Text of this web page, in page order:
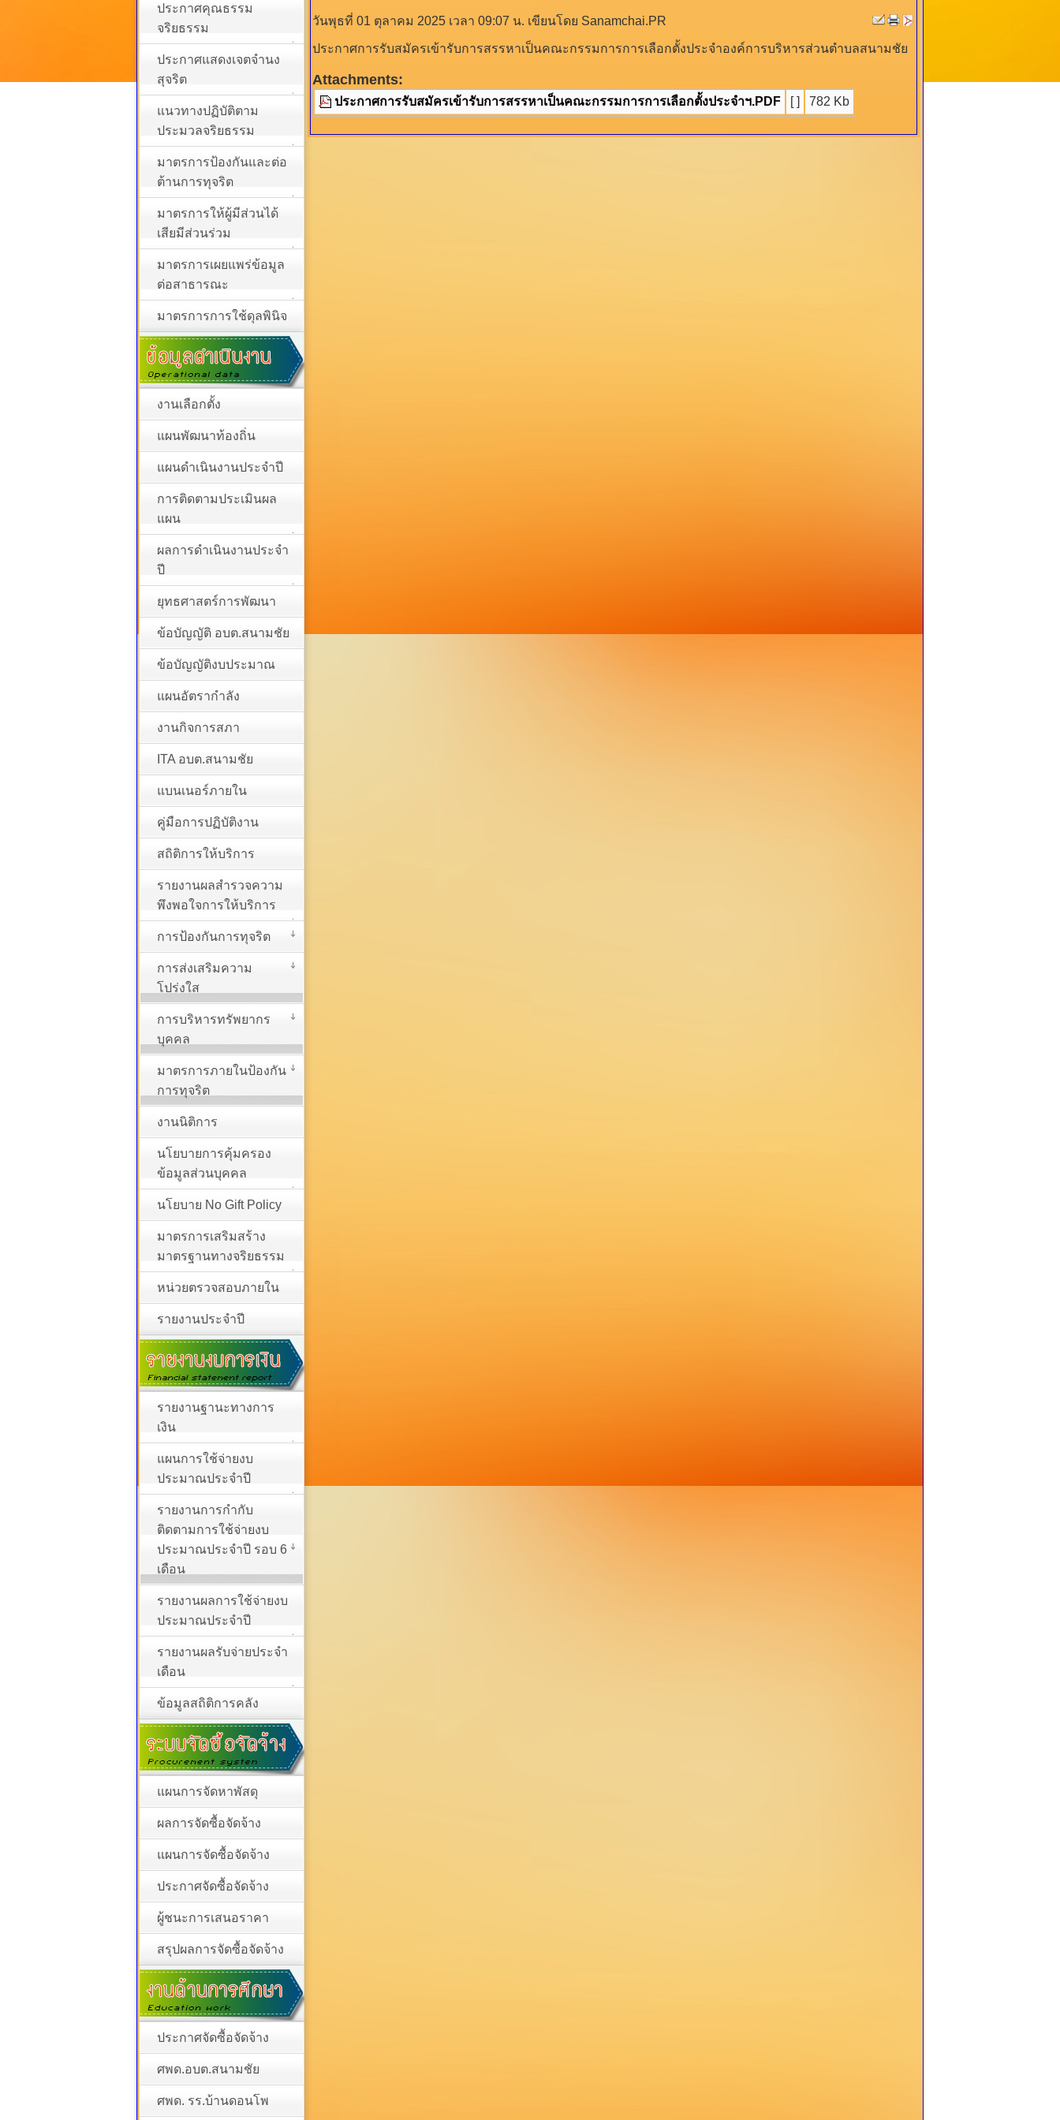
วันพุธที่ 01 ตุลาคม 2025 เวลา 09:07 น. เขียนโดย Sanamchai.PR
ประกาศการรับสมัครเข้ารับการสรรหาเป็นคณะกรรมการการเลือกตั้งประจำองค์การบริหารส่วนตำบลสนามชัย
Attachments:
ประกาศการรับสมัครเข้ารับการสรรหาเป็นคณะกรรมการการเลือกตั้งประจำฯ.PDF [ ] 782 Kb
ประกาศคุณธรรม
จริยธรรม
ประกาศแสดงเจตจำนง
สุจริต
แนวทางปฏิบัติตาม
ประมวลจริยธรรม
มาตรการป้องกันและต่อ
ต้านการทุจริต
มาตรการให้ผู้มีส่วนได้
เสียมีส่วนร่วม
มาตรการเผยแพร่ข้อมูล
ต่อสาธารณะ
มาตรการการใช้ดุลพินิจ
งานเลือกตั้ง
แผนพัฒนาท้องถิ่น
แผนดำเนินงานประจำปี
การติดตามประเมินผล
แผน
ผลการดำเนินงานประจำ
ปี
ยุทธศาสตร์การพัฒนา
ข้อบัญญัติ อบต.สนามชัย
ข้อบัญญัติงบประมาณ
แผนอัตรากำลัง
งานกิจการสภา
ITA อบต.สนามชัย
แบนเนอร์ภายใน
คู่มือการปฏิบัติงาน
สถิติการให้บริการ
รายงานผลสำรวจความ
พึงพอใจการให้บริการ
การป้องกันการทุจริต
การส่งเสริมความ
โปร่งใส
การบริหารทรัพยากร
บุคคล
มาตรการภายในป้องกัน
การทุจริต
งานนิติการ
นโยบายการคุ้มครอง
ข้อมูลส่วนบุคคล
นโยบาย No Gift Policy
มาตรการเสริมสร้าง
มาตรฐานทางจริยธรรม
หน่วยตรวจสอบภายใน
รายงานประจำปี
รายงานฐานะทางการ
เงิน
แผนการใช้จ่ายงบ
ประมาณประจำปี
รายงานการกำกับ
ติดตามการใช้จ่ายงบ
ประมาณประจำปี รอบ 6
เดือน
รายงานผลการใช้จ่ายงบ
ประมาณประจำปี
รายงานผลรับจ่ายประจำ
เดือน
ข้อมูลสถิติการคลัง
แผนการจัดหาพัสดุ
ผลการจัดซื้อจัดจ้าง
แผนการจัดซื้อจัดจ้าง
ประกาศจัดซื้อจัดจ้าง
ผู้ชนะการเสนอราคา
สรุปผลการจัดซื้อจัดจ้าง
ประกาศจัดซื้อจัดจ้าง
ศพด.อบต.สนามชัย
ศพด. รร.บ้านดอนโพ